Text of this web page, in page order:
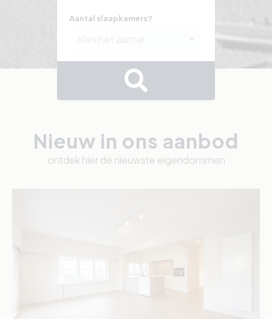
Aantal slaapkamers?
Nieuw in ons aanbod
ontdek hier de nieuwste eigendommen